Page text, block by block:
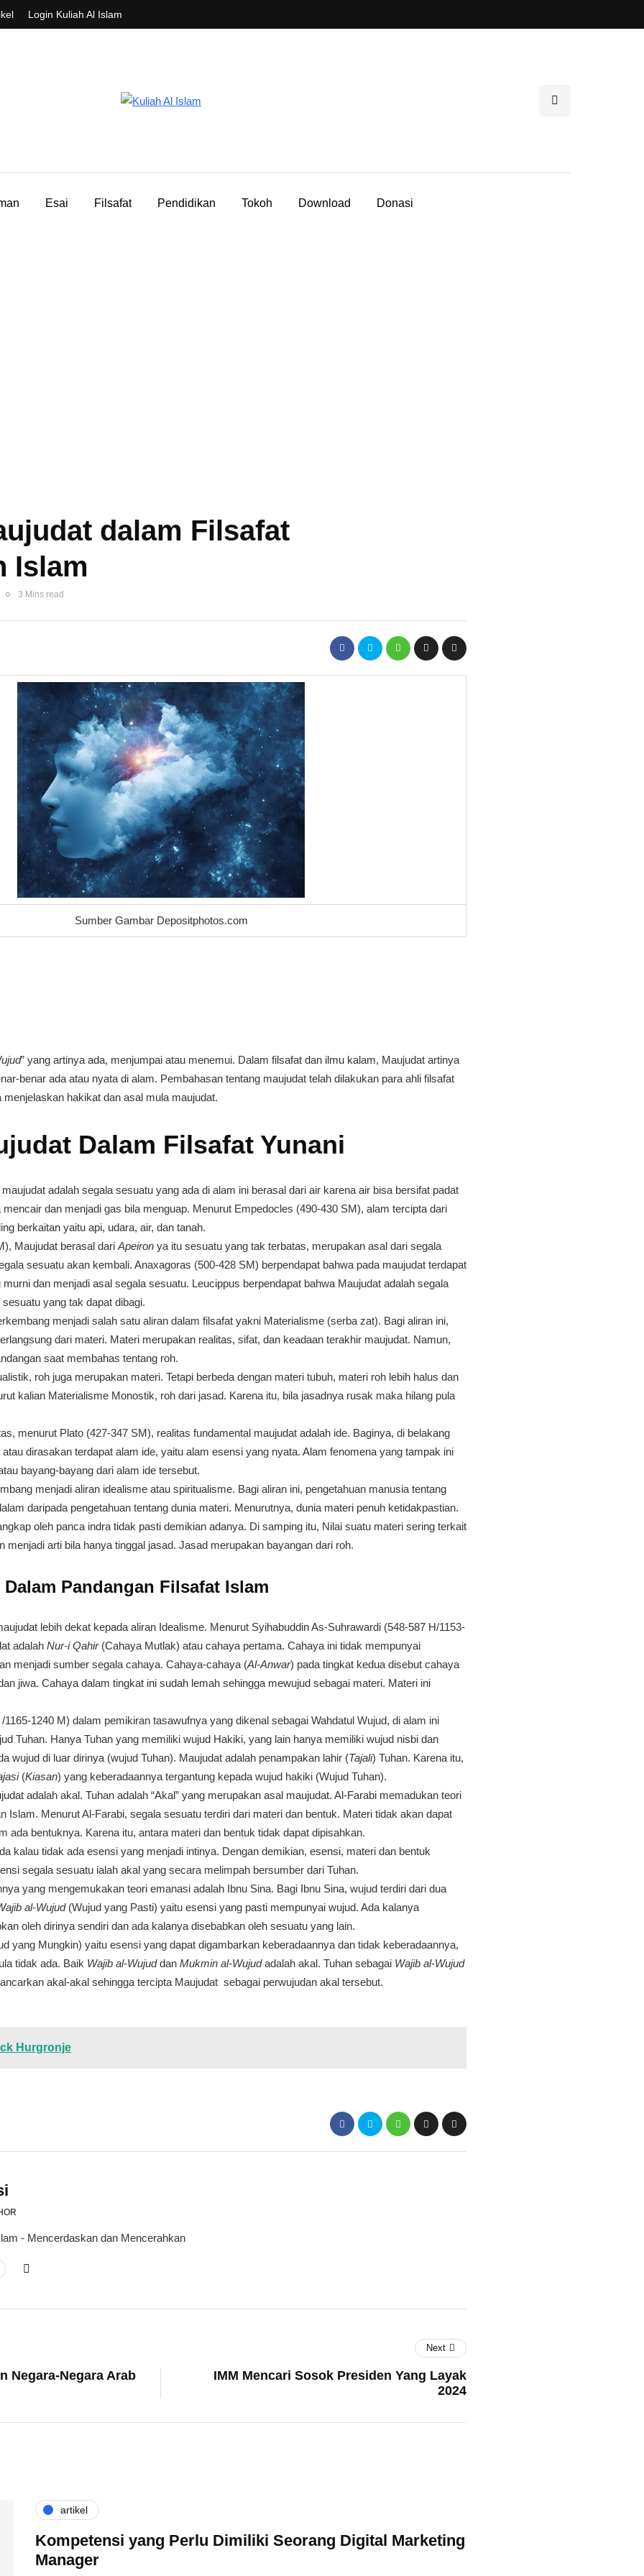
Login Kuliah Al Islam
Esai Filsafat Pendidikan Tokoh Download Donasi
dalam Filsafat
Islam
3 Mins read
Sumber Gambar Depositphotos.com
” yang artinya ada, menjumpai atau menemui. Dalam filsafat dan ilmu kalam, Maujudat artinya
benar ada atau nyata di alam. Pembahasan tentang maujudat telah dilakukan para ahli filsafat
hakikat dan asal mula maujudat.
Dalam Filsafat Yunani
adalah segala sesuatu yang ada di alam ini berasal dari air karena air bisa bersifat padat
dan menjadi gas bila menguap. Menurut Empedocles (490-430 SM), alam tercipta dari
berkaitan yaitu api, udara, air, dan tanah.
Maujudat berasal dari Apeiron ya itu sesuatu yang tak terbatas, merupakan asal dari segala
sesuatu akan kembali. Anaxagoras (500-428 SM) berpendapat bahwa pada maujudat terdapat
murni dan menjadi asal segala sesuatu. Leucippus berpendapat bahwa Maujudat adalah segala
yang tak dapat dibagi.
menjadi salah satu aliran dalam filsafat yakni Materialisme (serba zat). Bagi aliran ini,
dari materi. Materi merupakan realitas, sifat, dan keadaan terakhir maujudat. Namun,
saat membahas tentang roh.
roh juga merupakan materi. Tetapi berbeda dengan materi tubuh, materi roh lebih halus dan
kalian Materialisme Monostik, roh dari jasad. Karena itu, bila jasadnya rusak maka hilang pula
menurut Plato (427-347 SM), realitas fundamental maujudat adalah ide. Baginya, di belakang
dirasakan terdapat alam ide, yaitu alam esensi yang nyata. Alam fenomena yang tampak ini
bayang-bayang dari alam ide tersebut.
menjadi aliran idealisme atau spiritualisme. Bagi aliran ini, pengetahuan manusia tentang
daripada pengetahuan tentang dunia materi. Menurutnya, dunia materi penuh ketidakpastian.
oleh panca indra tidak pasti demikian adanya. Di samping itu, Nilai suatu materi sering terkait
menjadi arti bila hanya tinggal jasad. Jasad merupakan bayangan dari roh.
Pandangan Filsafat Islam
lebih dekat kepada aliran Idealisme. Menurut Syihabuddin As-Suhrawardi (548-587 H/1153-
adalah Nur-i Qahir (Cahaya Mutlak) atau cahaya pertama. Cahaya ini tidak mempunyai
menjadi sumber segala cahaya. Cahaya-cahaya (Al-Anwar) pada tingkat kedua disebut cahaya
jiwa. Cahaya dalam tingkat ini sudah lemah sehingga mewujud sebagai materi. Materi ini
1165-1240 M) dalam pemikiran tasawufnya yang dikenal sebagai Wahdatul Wujud, di alam ini
Tuhan. Hanya Tuhan yang memiliki wujud Hakiki, yang lain hanya memiliki wujud nisbi dan
wujud di luar dirinya (wujud Tuhan). Maujudat adalah penampakan lahir (Tajali) Tuhan. Karena itu,
(Kiasan) yang keberadaannya tergantung kepada wujud hakiki (Wujud Tuhan).
adalah akal. Tuhan adalah “Akal” yang merupakan asal maujudat. Al-Farabi memadukan teori
Islam. Menurut Al-Farabi, segala sesuatu terdiri dari materi dan bentuk. Materi tidak akan dapat
ada bentuknya. Karena itu, antara materi dan bentuk tidak dapat dipisahkan.
kalau tidak ada esensi yang menjadi intinya. Dengan demikian, esensi, materi dan bentuk
segala sesuatu ialah akal yang secara melimpah bersumber dari Tuhan.
yang mengemukakan teori emanasi adalah Ibnu Sina. Bagi Ibnu Sina, wujud terdiri dari dua
al-Wujud (Wujud yang Pasti) yaitu esensi yang pasti mempunyai wujud. Ada kalanya
oleh dirinya sendiri dan ada kalanya disebabkan oleh sesuatu yang lain.
yang Mungkin) yaitu esensi yang dapat digambarkan keberadaannya dan tidak keberadaannya,
tidak ada. Baik Wajib al-Wujuddan Mukmin al-Wujudadalah akal. Tuhan sebagai Wajib al-Wujud
akal-akal sehingga tercipta Maujudat sebagai perwujudan akal tersebut.
Hurgronje
- Mencerdaskan dan Mencerahkan
Negara-Negara Arab
Next
IMM Mencari Sosok Presiden Yang Layak
2024
artikel
Kompetensi yang Perlu Dimiliki Seorang Digital Marketing
Manager